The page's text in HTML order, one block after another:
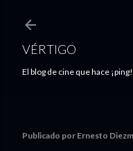
VÉRTIGO
El blog de cine que hace ¡ping!
Publicado por Ernesto